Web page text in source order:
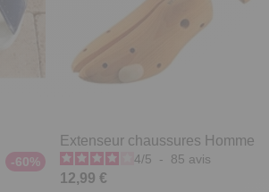
-60%
Extenseur chaussures Homme
4/5 - 85 avis
12,99 €